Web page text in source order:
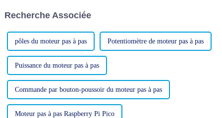
l'entreprise à exceller…
Recherche Associée
pôles du moteur pas à pas Potentiomètre de moteur pas à pas
Puissance du moteur pas à pas
Commande par bouton-poussoir du moteur pas à pas
Moteur pas à pas Raspberry Pi Pico